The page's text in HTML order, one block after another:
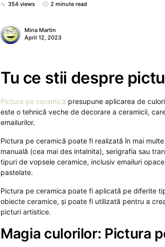
354 views 2 minute read
Mina Martin
April 12, 2023
Tu ce stii despre
Pictura pe ceramică presupune aplicarea de
este o tehnică veche de decorare a ceramicii,
emailurilor.
Pictura pe ceramică poate fi realizată în mai
manuală (cea mai des intalnita), serigrafia sau
tipuri de vopsele ceramice, inclusiv emailuri
pastelate.
Pictura pe ceramica poate fi aplicată pe diferite
obiecte ceramice, și poate fi utilizată pentru a
picturi artistice.
Magia culorilor: Pictura